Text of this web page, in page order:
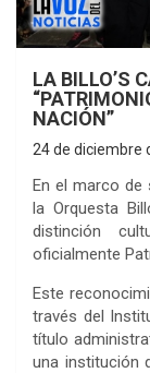
LA BILLO’S
NACIÓN”
24 de diciembre
En el marco de
la Orquesta
distinción
oficialmente
Este
través del
título
una institución